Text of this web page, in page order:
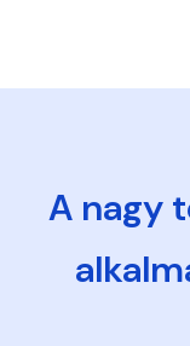
A nagy